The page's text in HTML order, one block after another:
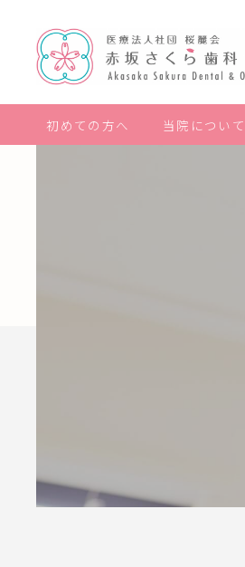
初めての方へ 当院について